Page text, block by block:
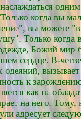
когда вы
вы можете
Только когда
Божий мир
сердце. В-
одеяний, вызывает
к
как на
на него. Тому,
адресует